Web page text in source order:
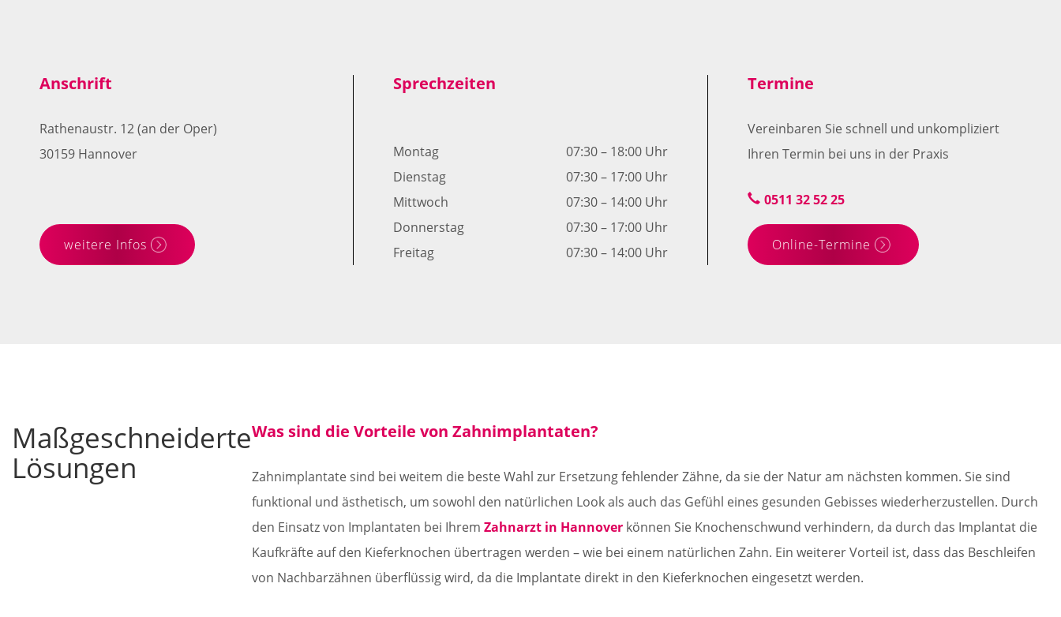
Anschrift
Rathenaustr. 12 (an der Oper)
30159 Hannover
weitere Infos
Sprechzeiten
Montag
07:30 – 18:00 Uhr
Dienstag
07:30 – 17:00 Uhr
Mittwoch
07:30 – 14:00 Uhr
Donnerstag
07:30 – 17:00 Uhr
Freitag
07:30 – 14:00 Uhr
Termine
Vereinbaren Sie schnell und unkompliziert
Ihren Termin bei uns in der Praxis
0511 32 52 25
Online-Termine
Maßgeschneiderte
Lösungen
Was sind die Vorteile von Zahnimplantaten?
Zahnimplantate sind bei weitem die beste Wahl zur Ersetzung fehlender Zähne, da sie der Natur am nächsten kommen. Sie sind
funktional und ästhetisch, um sowohl den natürlichen Look als auch das Gefühl eines gesunden Gebisses wiederherzustellen. Durch
den Einsatz von Implantaten bei Ihrem Zahnarzt in Hannover können Sie Knochenschwund verhindern, da durch das Implantat die
Kaufkräfte auf den Kieferknochen übertragen werden – wie bei einem natürlichen Zahn. Ein weiterer Vorteil ist, dass das Beschleifen
von Nachbarzähnen überflüssig wird, da die Implantate direkt in den Kieferknochen eingesetzt werden.